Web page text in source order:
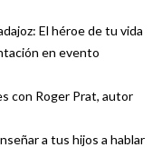
El héroe de tu vida
en evento
con Roger Prat, autor
a tus hijos a hablar